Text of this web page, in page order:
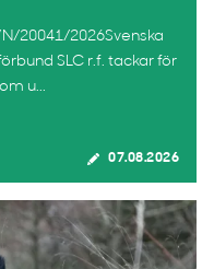
20041/2026Svenska
SLC r.f. tackar för
u...
07.08.2026